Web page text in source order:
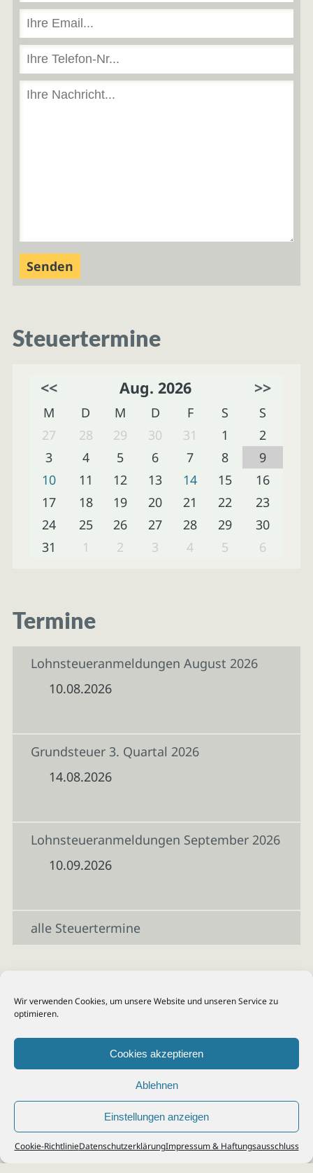
Wir verwenden Cookies, um unsere Website und unseren Service zu
optimieren.
Cookies akzeptieren
Ablehnen
Einstellungen anzeigen
Cookie-RichtlinieDatenschutzerklärungImpressum & Haftungsausschluss
Steuertermine
<< Aug. 2026 >>
M D M D F S
S
27
28 29 30 31 1
2
3
4 5 6 7 8
9
10
11 12 13 14 15
16
17
18 19 20 21 22
23
24
25 26 27 28 29
30
31
1 2 3 4 5 6
Termine
Lohnsteueranmeldungen August 2026
10.08.2026
Grundsteuer 3. Quartal 2026
14.08.2026
Lohnsteueranmeldungen September 2026
10.09.2026
alle Steuertermine
© 2026Steuerberater Kempf, Köln - Steuerberatung Poll, Porz, Deutz, Mülheim,